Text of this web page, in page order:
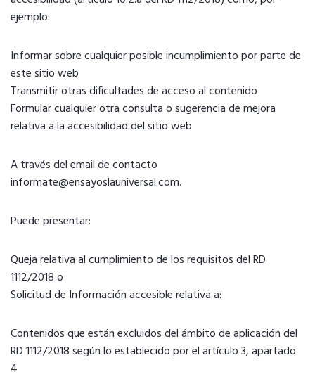
ejemplo:
Informar sobre cualquier posible incumplimiento por parte de
este sitio web
Transmitir otras dificultades de acceso al contenido
Formular cualquier otra consulta o sugerencia de mejora
relativa a la accesibilidad del sitio web
A través del email de contacto
informate@ensayoslauniversal.com.
Puede presentar:
Queja relativa al cumplimiento de los requisitos del RD
1112/2018 o
Solicitud de Información accesible relativa a:
Contenidos que están excluidos del ámbito de aplicación del
RD 1112/2018 según lo establecido por el artículo 3, apartado
4